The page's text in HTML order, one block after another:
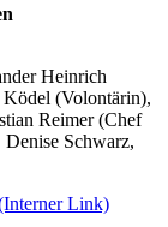
Heinrich
Ködel (Volontärin),
Reimer (Chef
Schwarz,
Link)